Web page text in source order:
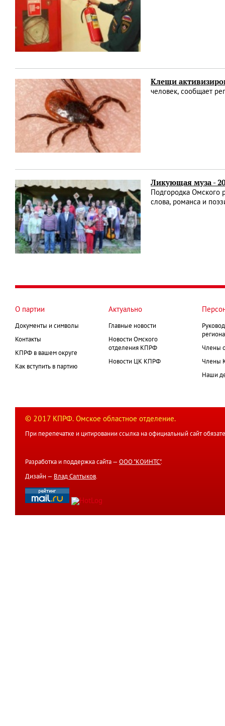
Клещи
человек, сообщает
Ликующая муза -
Подгородка Омского
слова, романса и
О партии
Документы и символы
Контакты
КПРФ в вашем округе
Как вступить в партию
Актуально
Главные новости
Новости Омского
отделения КПРФ
Новости ЦК КПРФ
Члены
Члены
Наши
© 2017 КПРФ. Омское областное отделение.
При перепечатке и цитировании ссылка на официальный сайт
Разработка и поддержка сайта — ООО "КОИНТС".
Дизайн — Влад Салтыков.